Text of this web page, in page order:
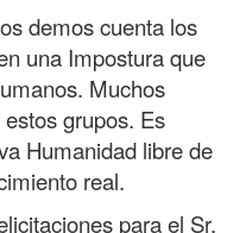
demos cuenta los
una Impostura que
Muchos
grupos. Es
Humanidad libre de
real.
para el Sr.